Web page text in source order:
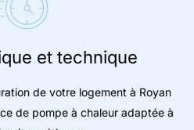
et technique
de votre logement à Royan
de pompe à chaleur adaptée à